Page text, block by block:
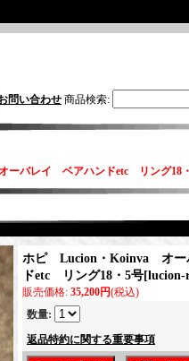
問い合わせ 商品検索:
バレイ ベアハンドetc リング18
ホピ Lucion・Koinva オー
ドetc リング18・5号[lucion-
販売価格: 35,200円(税込)
数量:
返品特約に関する重要事項